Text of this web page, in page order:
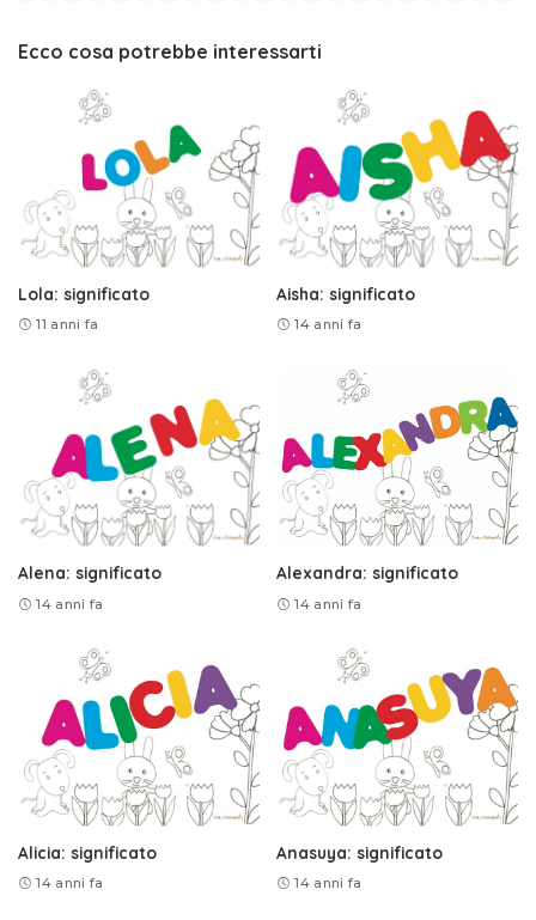
Ecco cosa potrebbe interessarti
Lola: significato
11 anni fa
Aisha: significato
14 anni fa
Alena: significato
14 anni fa
Alexandra: significato
14 anni fa
Alicia: significato
14 anni fa
Anasuya: significato
14 anni fa